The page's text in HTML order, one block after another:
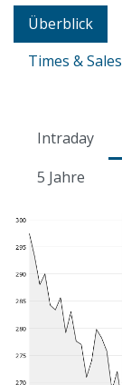
Überblick
Times & Sales
Intraday
5 Jahre